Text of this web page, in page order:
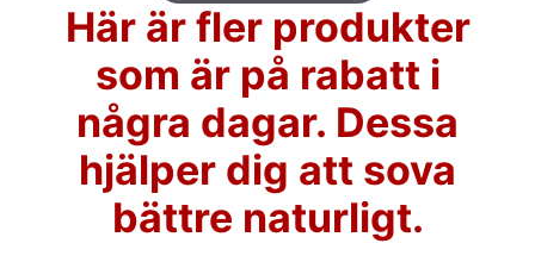
Här är fler produkter
som är på rabatt i
några dagar. Dessa
hjälper dig att sova
bättre naturligt.